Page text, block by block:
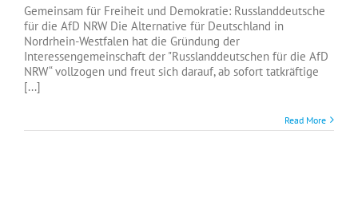
für
die
NRW
Gemeinsam für Freiheit und Demokratie: Russlanddeutsche
für die AfD NRW Die Alternative für Deutschland in
Nordrhein-Westfalen hat die Gründung der
Interessengemeinschaft der "Russlanddeutschen für die AfD
NRW“ vollzogen und freut sich darauf, ab sofort tatkräftige
[...]
Read More